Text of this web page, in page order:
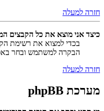
חזרה למעלה
כיצד אני מוצא את כל הקבצים
בכדי למצוא את רשימת
הבקרה למשתמש ובחר
חזרה למעלה
מערכת phpBB